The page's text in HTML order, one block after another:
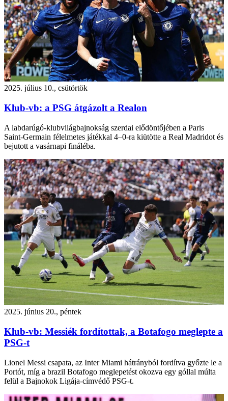
2025. július 10., csütörtök
Klub-vb: a PSG átgázolt a Realon
A labdarúgó-klubvilágbajnokság szerdai elődöntőjében a Paris
Saint-Germain félelmetes játékkal 4–0-ra kiütötte a Real Madridot és
bejutott a vasárnapi fináléba.
2025. június 20., péntek
Klub-vb: Messiék fordítottak, a Botafogo meglepte a
PSG-t
Lionel Messi csapata, az Inter Miami hátrányból fordítva győzte le a
Portót, míg a brazil Botafogo meglepetést okozva egy góllal múlta
felül a Bajnokok Ligája-címvédő PSG-t.